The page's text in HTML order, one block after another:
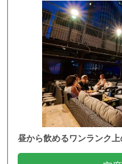
昼から飲めるワンランク